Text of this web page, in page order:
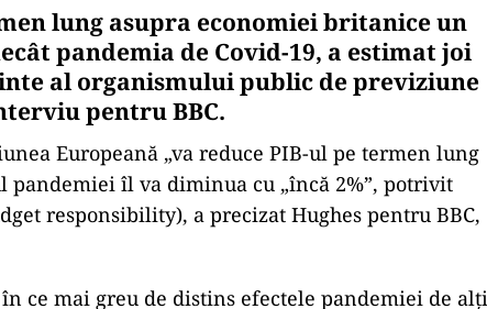
lung asupra economiei britanice un
pandemia de Covid-19, a estimat joi
al organismului public de previziune
pentru BBC.
Europeană „va reduce PIB-ul pe termen lung
pandemiei îl va diminua cu „încă 2%”, potrivit
responsibility), a precizat Hughes pentru BBC,
ce mai greu de distins efectele pandemiei de alţi